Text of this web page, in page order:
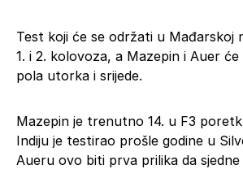
Test koji će se održati u Mađarskoj
1. i 2. kolovoza, a Mazepin i Auer
pola utorka i srijede.
Mazepin je trenutno 14. u F3
Indiju je testirao prošle godine u
Aueru ovo biti prva prilika da